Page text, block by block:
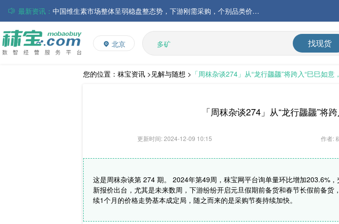
最新资讯：
中国氨基酸市场苏氨酸价格稳定略强，其他品类稳中震荡，整体签单清淡；欧洲物流成本进一步上升
磷酸氢钙市场行情走弱；小苏打和乳清粉市场价格稳定运行
帝斯曼-芬美意发布2026年上半年业绩
巴斯夫集团发布2026年第二季度财务报告
丸红株式会社发布截至2026年6月30日前3个月的合并财务报告
住友化学公布2026财年第一季度业绩
北京
L-赖氨酸硫酸盐
多维
多矿
维生素
找现货
您的位置： 秣宝资讯 >见解与随想 > 「周秣杂谈274」从“龙行龘龘”将跨入“巳巳如意
「周秣杂谈274」从“龙行龘龘”将
更新时间: 2024-12-09 10:15 作者:
这是周秣杂谈第 274 期。 2024年第49周，秣宝网平台询单量环比增加203.6%
新报价出台，尤其是未来数周，下游纷纷开启元旦假期前备货和春节长假前备
续1个月的价格走势基本成定局，随之而来的是采购节奏持续加快。